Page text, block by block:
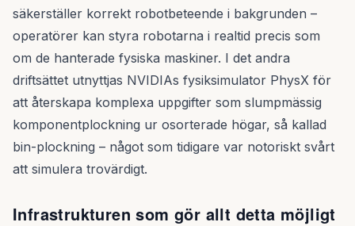
säkerställer korrekt robotbeteende i bakgrunden –
operatörer kan styra robotarna i realtid precis som
om de hanterade fysiska maskiner. I det andra
driftsättet utnyttjas NVIDIAs fysiksimulator PhysX för
att återskapa komplexa uppgifter som slumpmässig
komponentplockning ur osorterade högar, så kallad
bin-plockning – något som tidigare var notoriskt svårt
att simulera trovärdigt.
Infrastrukturen som gör allt detta möjligt